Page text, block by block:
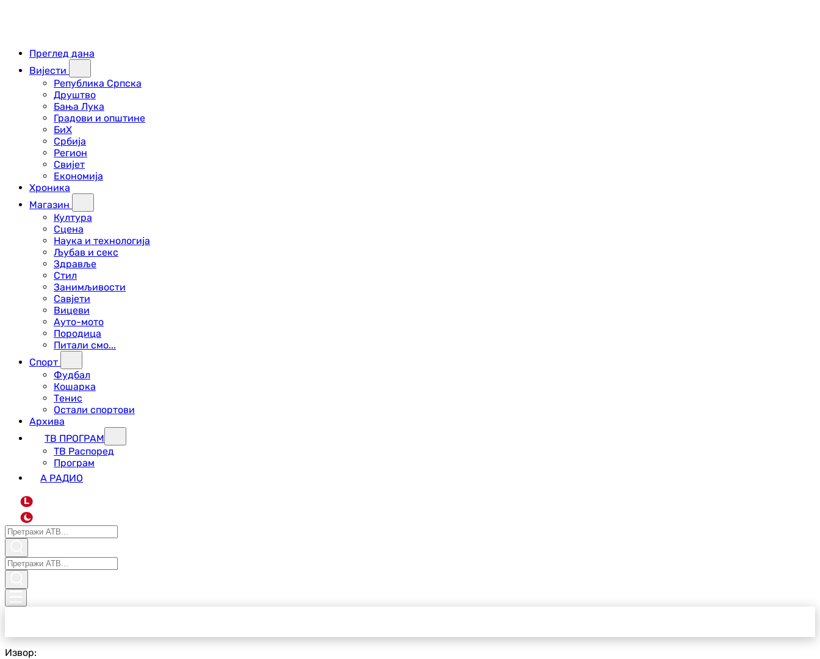
Преглед дана
Вијести
Република Српска
Друштво
Бања Лука
Градови и општине
БиХ
Србија
Регион
Свијет
Економија
Хроника
Магазин
Култура
Сцена
Наука и технологија
Љубав и секс
Здравље
Стил
Занимљивости
Савјети
Вицеви
Ауто-мото
Породица
Питали смо...
Спорт
Фудбал
Кошарка
Тенис
Остали спортови
Архива
ТВ ПРОГРАМ
ТВ Распоред
Програм
А РАДИО
L
Извор: